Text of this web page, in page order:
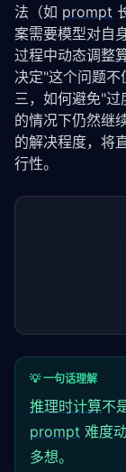
法（如 prompt
案需要模型对自
过程中动态调整
决定"这个问题
三，如何避免"
的情况下仍然继
的解决程度，将
行性。
💡 一句话理解
推理时计算不
prompt 难度
多想。